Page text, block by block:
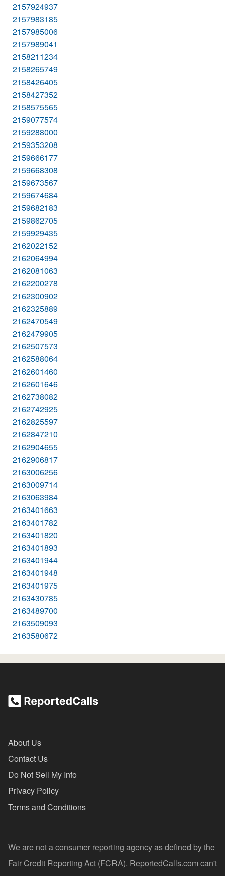
2157924937
2157983185
2157985006
2157989041
2158211234
2158265749
2158426405
2158427352
2158575565
2159077574
2159288000
2159353208
2159666177
2159668308
2159673567
2159674684
2159682183
2159862705
2159929435
2162022152
2162064994
2162081063
2162200278
2162300902
2162325889
2162470549
2162479905
2162507573
2162588064
2162601460
2162601646
2162738082
2162742925
2162825597
2162847210
2162904655
2162906817
2163006256
2163009714
2163063984
2163401663
2163401782
2163401820
2163401893
2163401944
2163401948
2163401975
2163430785
2163489700
2163509093
2163580672
About Us
Contact Us
Do Not Sell My Info
Privacy Policy
Terms and Conditions
We are not a consumer reporting agency as defined by the
Fair Credit Reporting Act (FCRA). ReportedCalls.com can't